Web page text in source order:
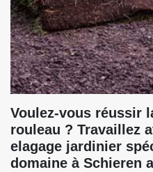
Voulez-vous réussir
rouleau ? Travaillez
elagage jardinier
domaine à Schieren